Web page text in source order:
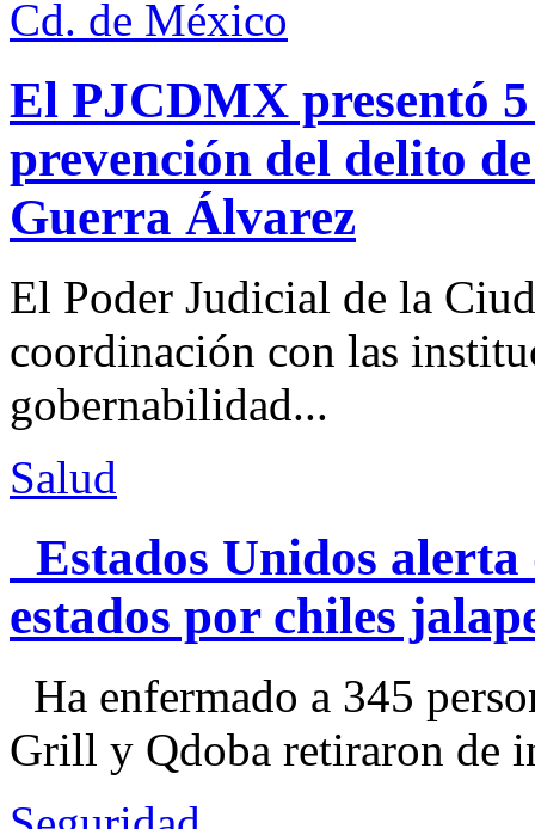
Cd. de México
El PJCDMX presentó
prevención del delito
Guerra Álvarez
El Poder Judicial de la
coordinación con las
gobernabilidad...
Salud
Estados Unidos alerta
estados por chiles
Ha enfermado a 345
Grill y Qdoba retiraron de